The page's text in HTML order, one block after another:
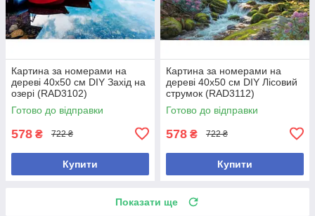
Картина за номерами на
дереві 40х50 см DIY Захід на
озері (RAD3102)
Готово до відправки
578 ₴ 722 ₴
Купити
Картина за номерами на
дереві 40х50 см DIY Лісовий
струмок (RAD3112)
Готово до відправки
578 ₴ 722 ₴
Купити
Показати ще